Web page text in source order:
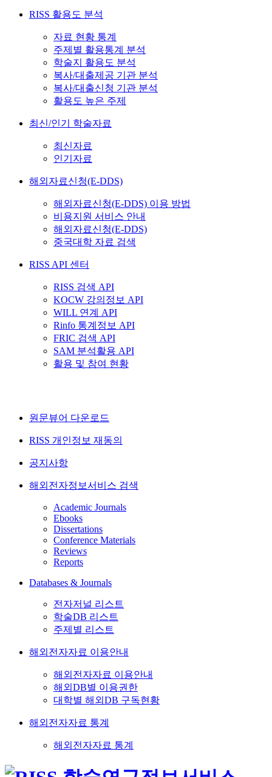
RISS 활용도 분석
자료 현황 통계
주제별 활용통계 분석
학술지 활용도 분석
복사/대출제공 기관 분석
복사/대출신청 기관 분석
활용도 높은 주제
최신/인기 학술자료
최신자료
인기자료
해외자료신청(E-DDS)
해외자료신청(E-DDS) 이용 방법
비용지원 서비스 안내
해외자료신청(E-DDS)
중국대학 자료 검색
RISS API 센터
RISS 검색 API
KOCW 강의정보 API
WILL 연계 API
Rinfo 통계정보 API
FRIC 검색 API
SAM 분석활용 API
활용 및 참여 현황
원문뷰어 다운로드
RISS 개인정보 재동의
공지사항
해외전자정보서비스 검색
Academic Journals
Ebooks
Dissertations
Conference Materials
Reviews
Reports
Databases & Journals
전자저널 리스트
학술DB 리스트
주제별 리스트
해외전자자료 이용안내
해외전자자료 이용안내
해외DB별 이용권한
대학별 해외DB 구독현황
해외전자자료 통계
해외전자자료 통계